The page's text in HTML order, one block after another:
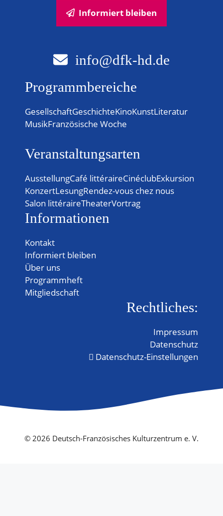
Informiert bleiben
info@dfk-hd.de
Programmbereiche
GesellschaftGeschichteKinoKunstLiteratur
MusikFranzösische Woche
Veranstaltungsarten
AusstellungCafé littéraireCinéclubExkursion
KonzertLesungRendez-vous chez nous
Salon littéraireTheaterVortrag
Informationen
Kontakt
Informiert bleiben
Über uns
Programmheft
Mitgliedschaft
Rechtliches:
Impressum
Datenschutz
Datenschutz-Einstellungen
© 2026 Deutsch-Französisches Kulturzentrum e. V.